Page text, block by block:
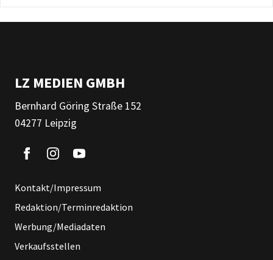
LZ MEDIEN GMBH
Bernhard Göring Straße 152
04277 Leipzig
Kontakt/Impressum
Redaktion/Terminredaktion
Werbung/Mediadaten
Verkaufsstellen